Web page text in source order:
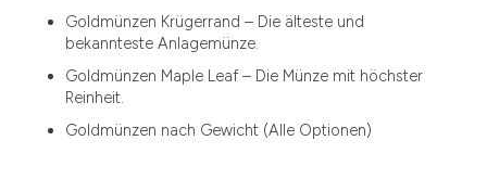
13.77
15.55
15.60
Goldmünzen Krügerrand – Die älteste und
bekannteste Anlagemünze.
Goldmünzen Maple Leaf – Die Münze mit höchster
Reinheit.
Goldmünzen nach Gewicht (Alle Optionen)